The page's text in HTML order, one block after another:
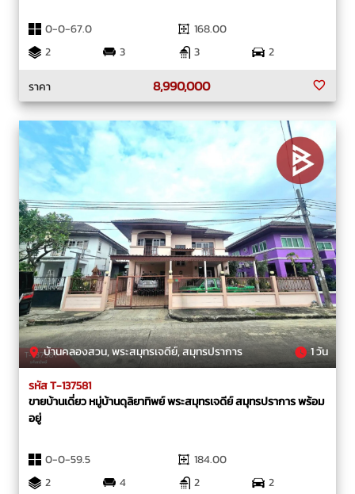
0-0-67.0
168.00
2
3 3
2
ราคา
8,990,000
บ้านคลองสวน, พระสมุทรเจดีย์, สมุทรปราการ 1 วัน
รหัส T-137581
ขายบ้านเดี่ยว หมู่บ้านดุลิยาทิพย์ พระสมุทรเจดีย์ สมุทรปราการ พร้อม
อยู่
0-0-59.5
184.00
2
4 2 2